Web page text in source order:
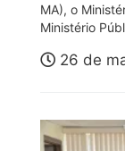
MA), o
Ministério
26 de